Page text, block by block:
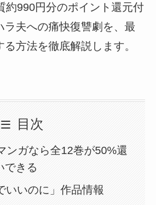
約990円分のポイント還元付
ラ夫への痛快復讐劇を、最
方法を徹底解説します。
目次
ンガなら全12巻が50%還
できる
いいのに」作品情報